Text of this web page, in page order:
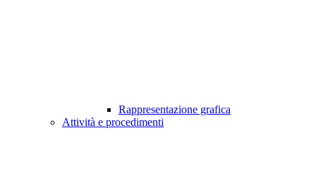
Rappresentazione grafica
Attività e procedimenti